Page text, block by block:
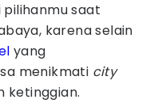
pilihanmu saat
karena selain
yang
menikmati city
ketinggian.